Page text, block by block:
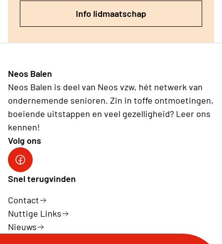
Info lidmaatschap
Neos Balen
Neos Balen is deel van Neos vzw, hét netwerk van
ondernemende senioren. Zin in toffe ontmoetingen,
boeiende uitstappen en veel gezelligheid? Leer ons
kennen!
Volg ons
FB Neos Balen
Snel terugvinden
Contact
Nuttige Links
Nieuws